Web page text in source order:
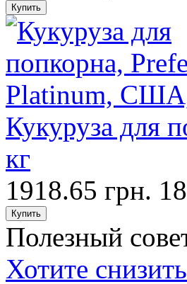
Кукуруза для
кг
1918.65 грн.
Полезный
Хотите